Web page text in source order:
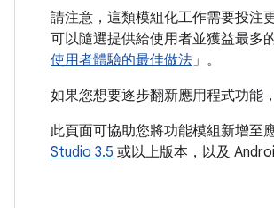
請注意，這類模組化工作需要投注
可以隨選提供給使用者並獲益最多
使用者體驗的最佳做法」。
如果您想要逐步翻新應用程式功能
此頁面可協助您將功能模組新增至
Studio 3.5 或以上版本，以及